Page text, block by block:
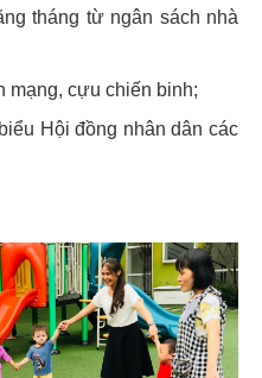
tháng từ ngân sách nhà
mạng, cựu chiến binh;
Hội đồng nhân dân các